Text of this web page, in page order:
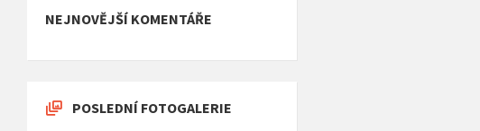
NEJNOVĚJŠÍ KOMENTÁŘE
POSLEDNÍ FOTOGALERIE